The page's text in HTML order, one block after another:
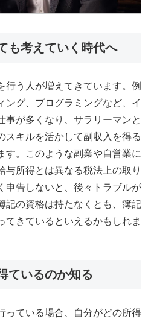
も考えていく時代へ
行う人が増えてきています。例
ング、プログラミングなど、イ
事が多くなり、サラリーマンと
スキルを活かして副収入を得る
す。このような副業や自営業に
与所得とは異なる税法上の取り
申告しないと、後々トラブルが
記の資格は持たなくとも、簿記
てきているといえるかもしれま
ているのか知る
っている場合、自分がどの所得